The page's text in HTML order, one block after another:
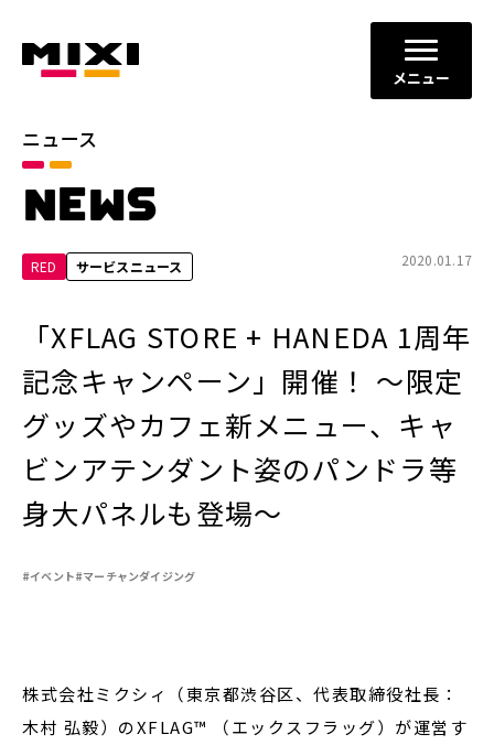
メニュー
ニュース
NEWS
RED サービスニュース 2020.01.17
「XFLAG STORE + HANEDA 1周年
記念キャンペーン」開催！ ～限定
グッズやカフェ新メニュー、キャ
ビンアテンダント姿のパンドラ等
身大パネルも登場～
#イベント#マーチャンダイジング
株式会社ミクシィ（東京都渋谷区、代表取締役社長：
木村 弘毅）のXFLAG™ （エックスフラッグ）が運営す
カテゴリ
お知らせ
2026年 2025年